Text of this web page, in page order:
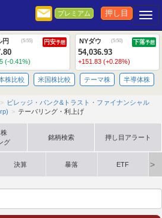
プレミアム 押し目
円 (5:55) 円安予想
(-0.41%)
NYダウ (5:50) 下落予想
54,036.93
+151.83 (+0.28%)
株比較 米国株比較 テーマ株 半導体株
ビレッジ・バンク&トラスト・ファイナンシャル
テーパリング・利上げ
グ
銘柄検索 押し目アラート
決算 暴落 ETF